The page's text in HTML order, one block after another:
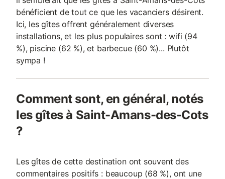
bénéficient de tout ce que les vacanciers désirent.
Ici, les gîtes offrent généralement diverses
installations, et les plus populaires sont : wifi (94
%), piscine (62 %), et barbecue (60 %)... Plutôt
sympa !
Comment sont, en général, notés
les gîtes à Saint-Amans-des-Cots
?
Les gîtes de cette destination ont souvent des
commentaires positifs : beaucoup (68 %), ont une